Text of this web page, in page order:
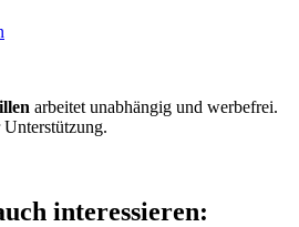
arbeitet unabhängig und werbefrei.
interessieren: